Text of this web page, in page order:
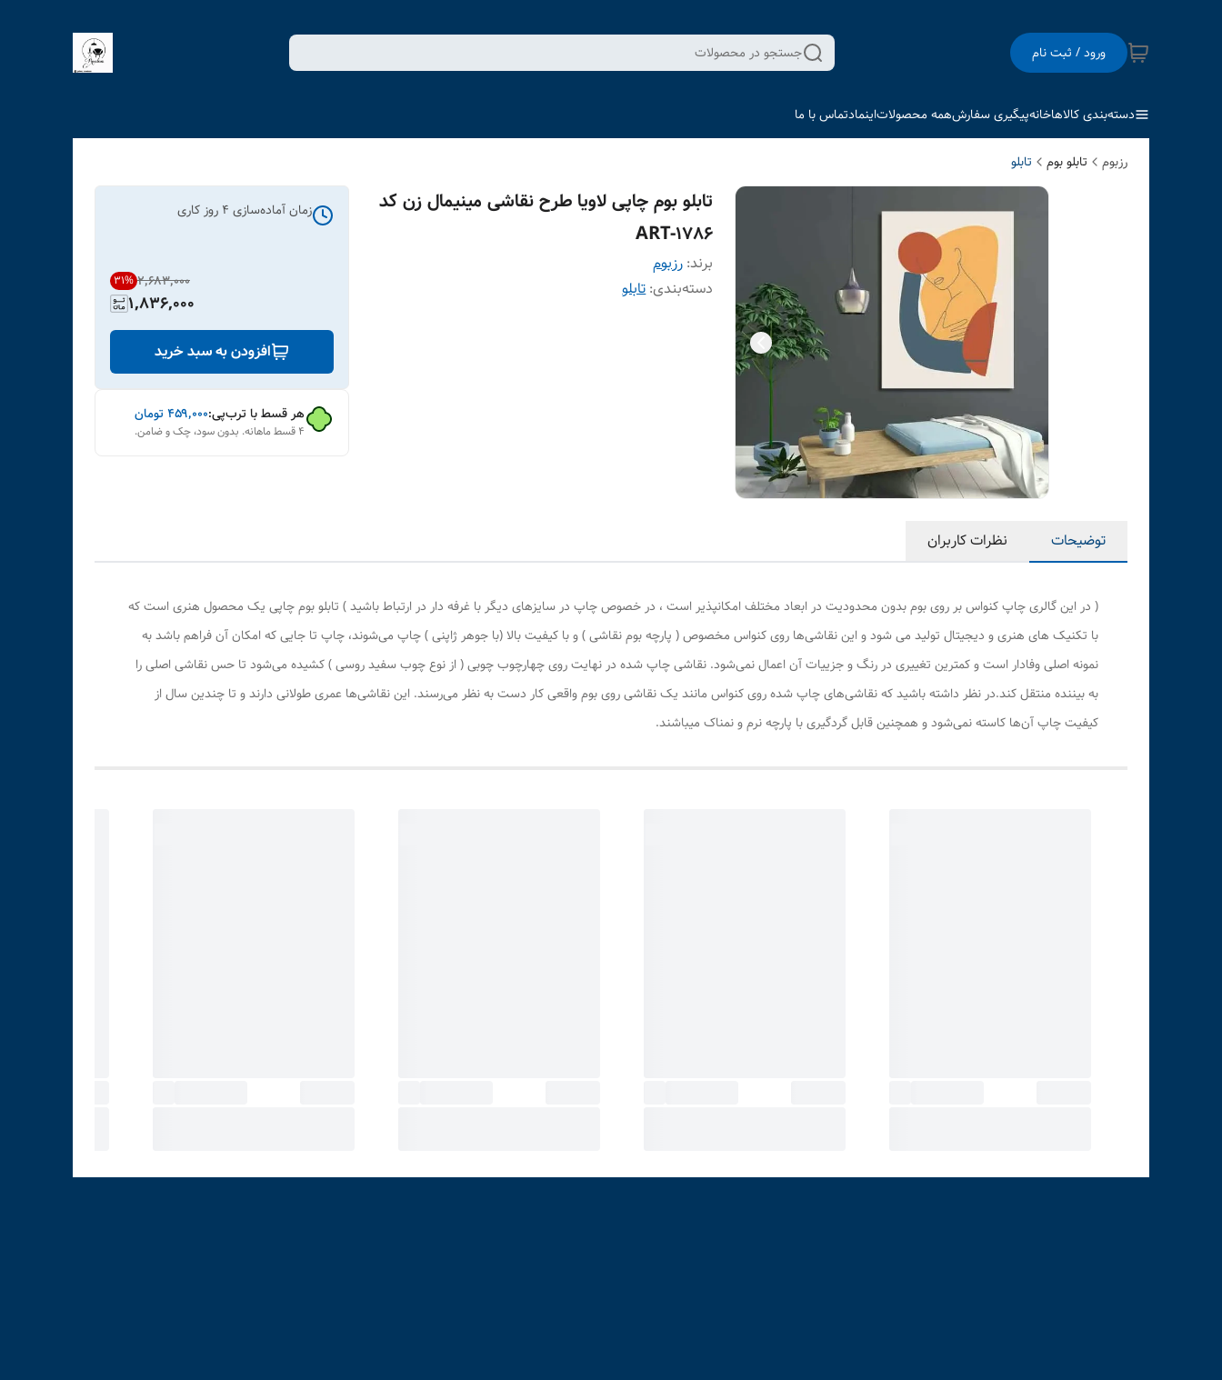
ورود / ثبت نام جستجو در محصولات
دسته‌بندی کالاهاخانهپیگیری سفارشهمه محصولاتاینمادتماس با ما
رزبوم تابلو بوم تابلو
تابلو بوم چاپی لاویا طرح نقاشی مینیمال زن کد
ART-1786
برند: رزبوم
دسته‌بندی:تابلو
زمان آماده‌سازی 4 روز کاری
۲٬۶۸۳٬۰۰۰ 31%
1,836,000
افزودن به سبد خرید
هر قسط با ترب‌پی:۴۵۹٬۰۰۰ تومان
۴ قسط ماهانه. بدون سود، چک و ضامن.
توضیحات نظرات کاربران
( در این گالری چاپ کنواس بر روی بوم بدون محدودیت در ابعاد مختلف امکانپذیر است ، در خصوص چاپ در سایزهای دیگر با غرفه دار در ارتباط باشید ) تابلو بوم چاپی یک محصول هنری است که
با تکنیک های هنری و دیجیتال تولید می شود و این نقاشی‌ها روی کنواس مخصوص ( پارچه بوم نقاشی ) و با کیفیت بالا (با جوهر ژاپنی ) چاپ می‌شوند، چاپ تا جایی که امکان آن فراهم باشد به
نمونه اصلی وفادار است و کمترین تغییری در رنگ و جزییات آن اعمال نمی‌شود. نقاشی چاپ شده در نهایت روی چهارچوب چوبی ( از نوع چوب سفید روسی ) کشیده می‌شود تا حس نقاشی اصلی را
به بیننده منتقل کند.در نظر داشته باشید که نقاشی‌های چاپ شده روی کنواس مانند یک نقاشی روی بوم واقعی کار دست به نظر می‌رسند. این نقاشی‌ها عمری طولانی دارند و تا چندین سال از
کیفیت چاپ آن‌ها کاسته نمی‌شود و همچنین قابل گردگیری با پارچه نرم و نمناک میباشند.